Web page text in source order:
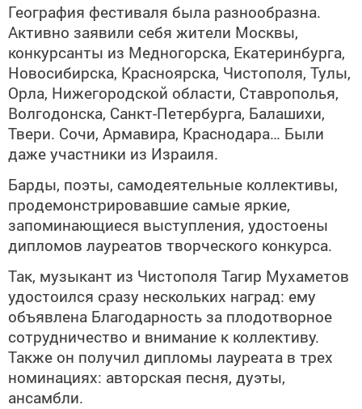
География фестиваля была разнообразна.
Активно заявили себя жители Москвы,
конкурсанты из Медногорска, Екатеринбурга,
Новосибирска, Красноярска, Чистополя, Тулы,
Орла, Нижегородской области, Ставрополья,
Волгодонска, Санкт-Петербурга, Балашихи,
Твери. Сочи, Армавира, Краснодара… Были
даже участники из Израиля.
Барды, поэты, самодеятельные коллективы,
продемонстрировавшие самые яркие,
запоминающиеся выступления, удостоены
дипломов лауреатов творческого конкурса.
Так, музыкант из Чистополя Тагир Мухаметов
удостоился сразу нескольких наград: ему
объявлена Благодарность за плодотворное
сотрудничество и внимание к коллективу.
Также он получил дипломы лауреата в трех
номинациях: авторская песня, дуэты,
ансамбли.